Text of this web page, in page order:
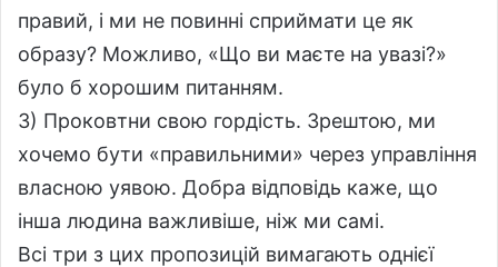
правий, і ми не повинні сприймати це як
образу? Можливо, «Що ви маєте на увазі?»
було б хорошим питанням.
3) Проковтни свою гордість. Зрештою, ми
хочемо бути «правильними» через управління
власною уявою. Добра відповідь каже, що
інша людина важливіше, ніж ми самі.
Всі три з цих пропозицій вимагають однієї